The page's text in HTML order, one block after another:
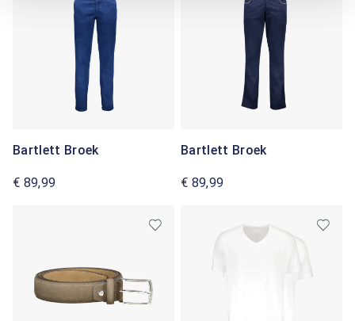
Bartlett Broek
€ 89,99
Bartlett Broek
€ 89,99